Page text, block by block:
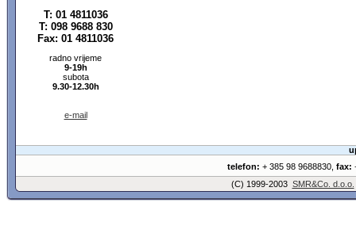
T: 01 4811036
T: 098 9688 830
Fax: 01 4811036
radno vrijeme
9-19h
subota
9.30-12.30h
e-mail
telefon: + 385 98 9688830, fax:
(C) 1999-2003 SMR&Co. d.o.o.